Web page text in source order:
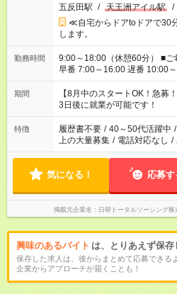
五反田駅 / 天王洲アイル駅 /
≪自宅からドアtoドアで30
します。
勤務時間
9:00～18:00（休憩60分） ■ご希望があれば下記シフトもOK！
早番 7:00～16:00 遅番 10:00～
族と休みを合わせたい」 「余
「できれば残業はしたくない
ね。 ※Wワーク希望の方へ 今ご覧のお仕事で希望する勤務時間
と、もう1つのお仕事の勤務
合は応募できません。
期間
【8月中のスタートOK！急
3日後に就業が可能です！
特徴 履歴書不要 / 40～50代活躍中 /
上の大量募集 / 電話対応なし /
気になる！ 応募す
掲載元企業名 日研トータルソーシング
興味のあるバイト は、とりあえず保存
保存した求人は、後からまとめて応募できるよ
企業からアプローチが届くことも！